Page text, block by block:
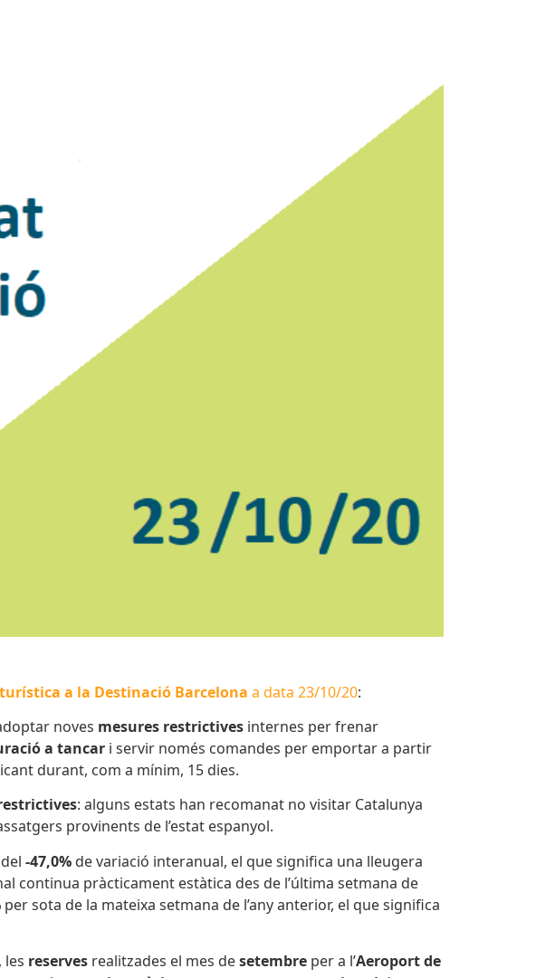
a la Destinació Barcelona a data 23/10/20:
noves mesures restrictives internes per frenar
a tancar i servir només comandes per emportar a partir
durant, com a mínim, 15 dies.
: alguns estats han recomanat no visitar Catalunya
provinents de l’estat espanyol.
del -47,0% de variació interanual, el que significa una lleugera
continua pràcticament estàtica des de l’última setmana de
per sota de la mateixa setmana de l’any anterior, el que significa
, les reserves realitzades el mes desetembre per a l’Aeroport de